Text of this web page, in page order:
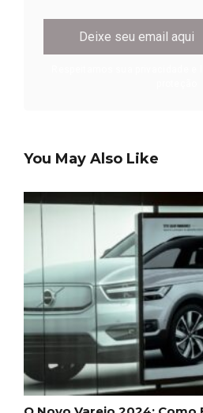
You May Also Like
Most Popular